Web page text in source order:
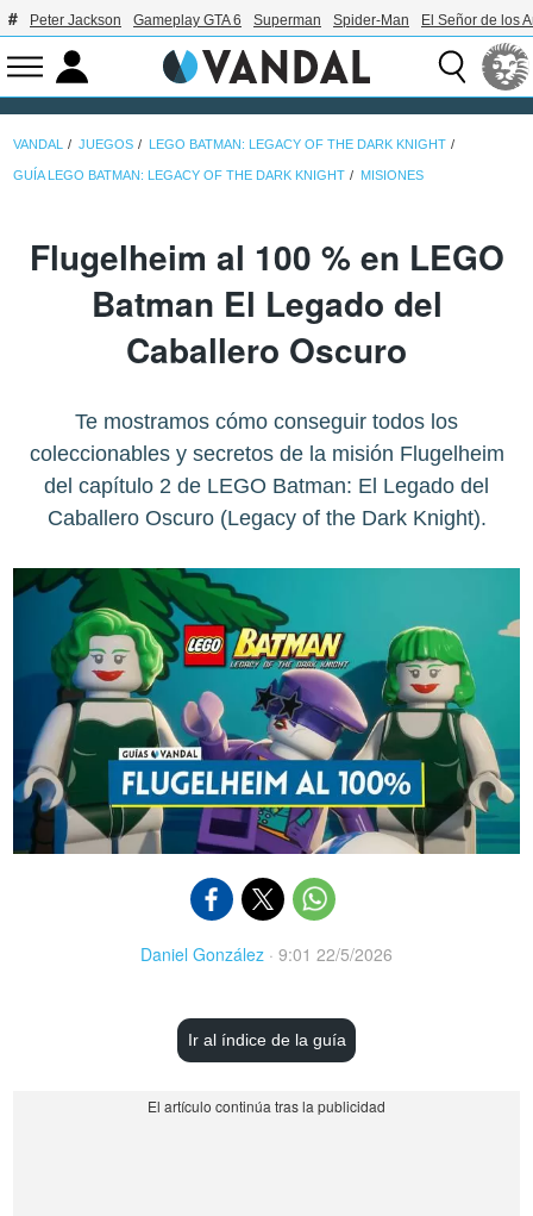
Peter Jackson Gameplay GTA 6 Superman Spider-Man El Señor de los
VANDAL JUEGOS LEGO BATMAN: LEGACY OF THE DARK KNIGHT
GUÍA LEGO BATMAN: LEGACY OF THE DARK KNIGHT MISIONES
Flugelheim al 100 % en LEGO
Batman El Legado del
Caballero Oscuro
Te mostramos cómo conseguir todos los
coleccionables y secretos de la misión Flugelheim
del capítulo 2 de LEGO Batman: El Legado del
Caballero Oscuro (Legacy of the Dark Knight).
Daniel González · 9:01 22/5/2026
Ir al índice de la guía